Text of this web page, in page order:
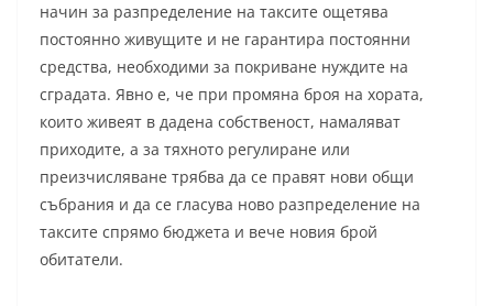
начин за разпределение на таксите ощетява
постоянно живущите и не гарантира постоянни
средства, необходими за покриване нуждите на
сградата. Явно е, че при промяна броя на хората,
които живеят в дадена собственост, намаляват
приходите, а за тяхното регулиране или
преизчисляване трябва да се правят нови общи
събрания и да се гласува ново разпределение на
таксите спрямо бюджета и вече новия брой
обитатели.